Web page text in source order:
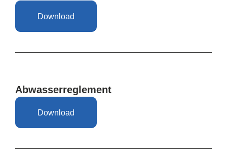
Download
Abwasserreglement
Download